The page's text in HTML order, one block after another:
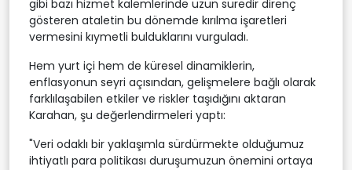
gibi bazı hizmet kalemlerinde uzun süredir direnç
gösteren ataletin bu dönemde kırılma işaretleri
vermesini kıymetli bulduklarını vurguladı.
Hem yurt içi hem de küresel dinamiklerin,
enflasyonun seyri açısından, gelişmelere bağlı olarak
farklılaşabilen etkiler ve riskler taşıdığını aktaran
Karahan, şu değerlendirmeleri yaptı:
"Veri odaklı bir yaklaşımla sürdürmekte olduğumuz
ihtiyatlı para politikası duruşumuzun önemini ortaya